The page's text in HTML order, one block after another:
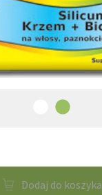
Dodaj do koszyka